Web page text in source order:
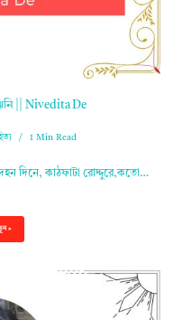
|| Nivedita De
1 Min Read
দিনে, কাঠফাটা রোদ্দুরে,কতো…
»